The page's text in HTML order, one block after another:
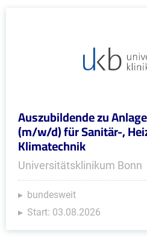
Auszubildende zu
(m/w/d) für Sanitär-,
Klimatechnik
Universitätsklinikum Bonn
bundesweit
Start: 03.08.2026